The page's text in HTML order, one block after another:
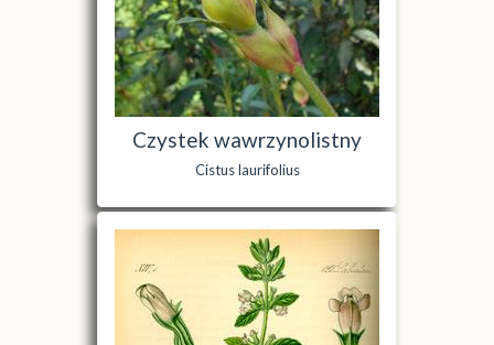
Czystek wawrzynolistny
Cistus laurifolius